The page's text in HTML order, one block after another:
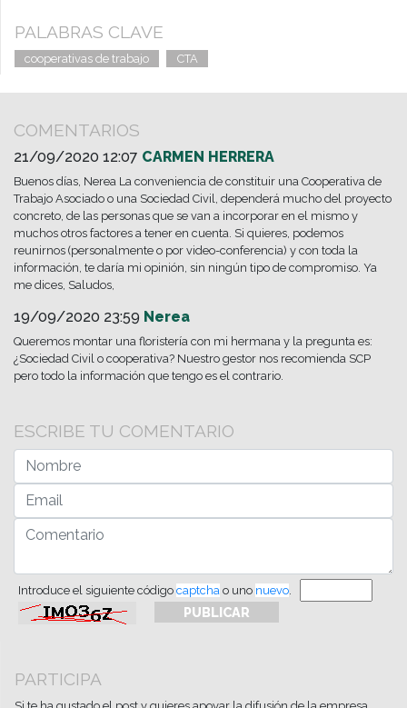
PALABRAS CLAVE
cooperativas de trabajo CTA
COMENTARIOS
21/09/2020 12:07 CARMEN HERRERA
Buenos días, Nerea La conveniencia de constituir una Cooperativa de
Trabajo Asociado o una Sociedad Civil, dependerá mucho del proyecto
concreto, de las personas que se van a incorporar en el mismo y
muchos otros factores a tener en cuenta. Si quieres, podemos
reunirnos (personalmente o por video-conferencia) y con toda la
información, te daría mi opinión, sin ningún tipo de compromiso. Ya
me dices, Saludos,
19/09/2020 23:59 Nerea
Queremos montar una floristería con mi hermana y la pregunta es:
¿Sociedad Civil o cooperativa? Nuestro gestor nos recomienda SCP
pero todo la información que tengo es el contrario.
ESCRIBE TU COMENTARIO
Introduce el siguiente código captcha o uno nuevo
PARTICIPA